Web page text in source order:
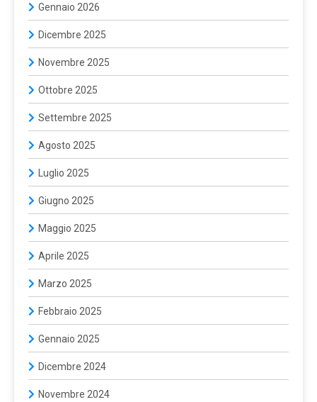
Gennaio 2026
Dicembre 2025
Novembre 2025
Ottobre 2025
Settembre 2025
Agosto 2025
Luglio 2025
Giugno 2025
Maggio 2025
Aprile 2025
Marzo 2025
Febbraio 2025
Gennaio 2025
Dicembre 2024
Novembre 2024